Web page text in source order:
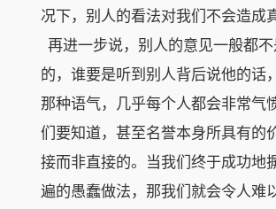
况下，别人的看法对我们不会造成
再进一步说，别人的意见一般都
的，谁要是听到别人背后说他的话
那种语气，几乎每个人都会非常气
们要知道，甚至名誉本身所具有的
接而非直接的。当我们终于成功地
遍的愚蠢做法，那我们就会令人难